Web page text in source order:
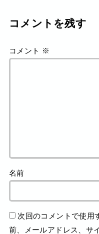
コメントを残す
コメント ※
名前
次回のコメントで使用
前、メールアドレス、サ